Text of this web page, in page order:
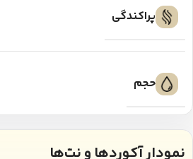
پراکندگی
حجم
نمودار آکوردها و نت‌ها